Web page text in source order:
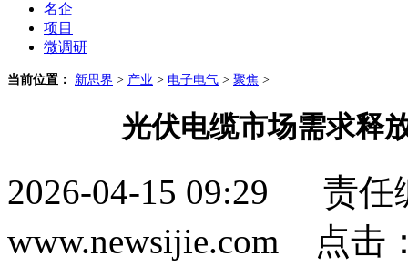
名企
项目
微调研
当前位置： 新思界 > 产业 > 电子电气 > 聚焦 >
光伏电缆市场需求释
2026-04-15 09:29 责
www.newsijie.com 点击